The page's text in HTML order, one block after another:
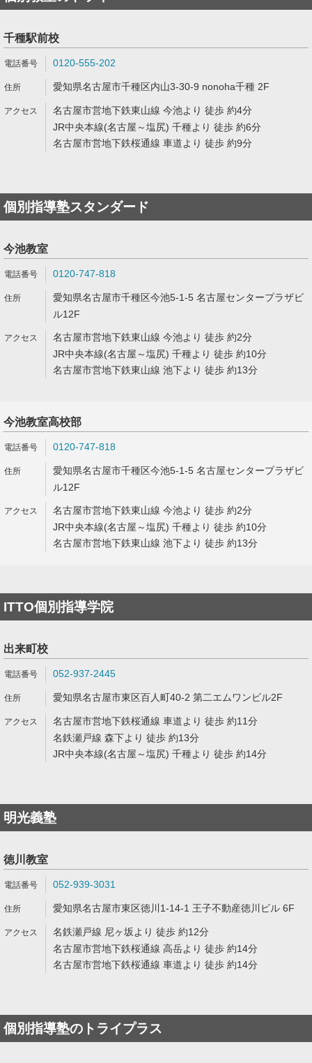
千種駅前校
0120-555-202
愛知県名古屋市千種区内山3-30-9 nonoha千種 2F
名古屋市営地下鉄東山線 今池より 徒歩 約4分
JR中央本線(名古屋～塩尻) 千種より 徒歩 約6分
名古屋市営地下鉄桜通線 車道より 徒歩 約9分
個別指導塾スタンダード
今池教室
0120-747-818
愛知県名古屋市千種区今池5-1-5 名古屋センタープラザビ
ル12F
名古屋市営地下鉄東山線 今池より 徒歩 約2分
JR中央本線(名古屋～塩尻) 千種より 徒歩 約10分
名古屋市営地下鉄東山線 池下より 徒歩 約13分
今池教室高校部
0120-747-818
愛知県名古屋市千種区今池5-1-5 名古屋センタープラザビ
ル12F
名古屋市営地下鉄東山線 今池より 徒歩 約2分
JR中央本線(名古屋～塩尻) 千種より 徒歩 約10分
名古屋市営地下鉄東山線 池下より 徒歩 約13分
ITTO個別指導学院
出来町校
052-937-2445
愛知県名古屋市東区百人町40-2 第二エムワンビル2F
名古屋市営地下鉄桜通線 車道より 徒歩 約11分
名鉄瀬戸線 森下より 徒歩 約13分
JR中央本線(名古屋～塩尻) 千種より 徒歩 約14分
明光義塾
徳川教室
052-939-3031
愛知県名古屋市東区徳川1-14-1 王子不動産徳川ビル 6F
名鉄瀬戸線 尼ヶ坂より 徒歩 約12分
名古屋市営地下鉄桜通線 高岳より 徒歩 約14分
名古屋市営地下鉄桜通線 車道より 徒歩 約14分
個別指導塾のトライプラス